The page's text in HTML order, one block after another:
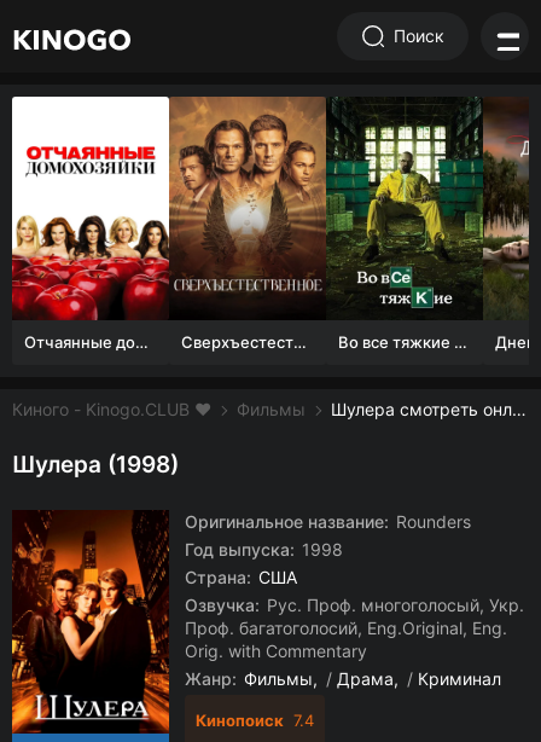
Поиск
Отчаянные домохозяйки (1 сезон) Сверхъестественное Во все тяжкие 1-5 сезон
Киного - Kinogo.CLUB ❤️ Фильмы Шулера смотреть онлайн бесплатно
Шулера (1998)
Оригинальное название: Rounders
Год выпуска: 1998
Страна: США
Озвучка: Рус. Проф. многоголосый, Укр.
Проф. багатоголосий, Eng.Original, Eng.
Orig. with Commentary
Жанр: Фильмы / Драма / Криминал
Кинопоиск 7.4